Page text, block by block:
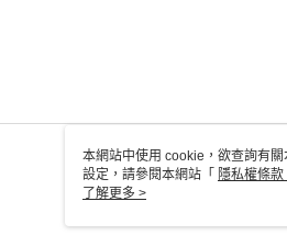
本網站中使用 cookie，欲查詢有
設定，請參閱本網站「 隱私權條款
使用 cookie。
了解更多 >